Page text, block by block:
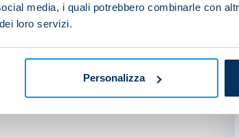
media, i quali potrebbero combinarle con
loro servizi.
Personalizza
Empoli prep under way